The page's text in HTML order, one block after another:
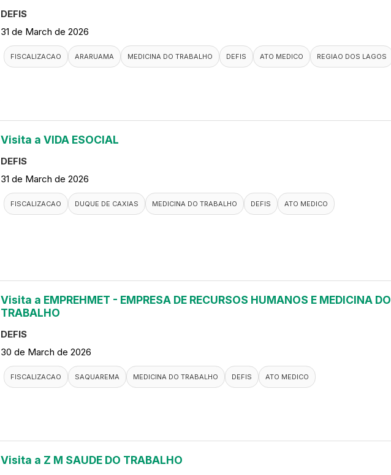
DEFIS
31 de March de 2026
FISCALIZACAO ARARUAMA MEDICINA DO TRABALHO DEFIS ATO MEDICO REGIAO DOS LAGOS
Visita a VIDA ESOCIAL
DEFIS
31 de March de 2026
FISCALIZACAO DUQUE DE CAXIAS MEDICINA DO TRABALHO DEFIS ATO MEDICO
Visita a EMPREHMET - EMPRESA DE RECURSOS HUMANOS E MEDICINA DO
TRABALHO
DEFIS
30 de March de 2026
FISCALIZACAO SAQUAREMA MEDICINA DO TRABALHO DEFIS ATO MEDICO
Visita a Z M SAUDE DO TRABALHO